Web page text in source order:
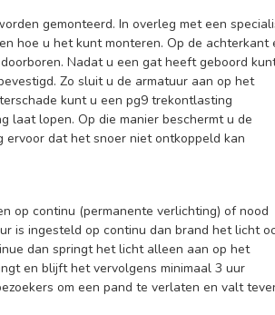
gemonteerd. In overleg met een
hoe u het kunt monteren. Op de achterkant
Nadat u een gat heeft geboord
Zo sluit u de armatuur aan op het
kunt u een pg9 trekontlasting
laat lopen. Op die manier beschermt u de
dat het snoer niet ontkoppeld kan
op continu (permanente verlichting) of nood
is ingesteld op continu dan brand het licht
dan springt het licht alleen aan op het
en blijft het vervolgens minimaal 3 uur
om een pand te verlaten en valt